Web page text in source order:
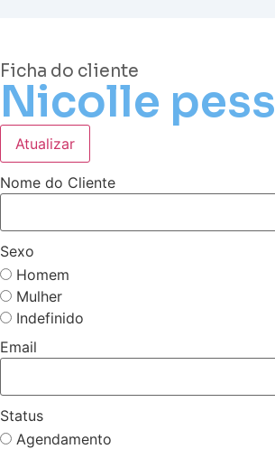
Ficha do cliente
Nicolle
Atualizar
Nome do Cliente
Sexo
Homem
Mulher
Indefinido
Email
Status
Agendamento